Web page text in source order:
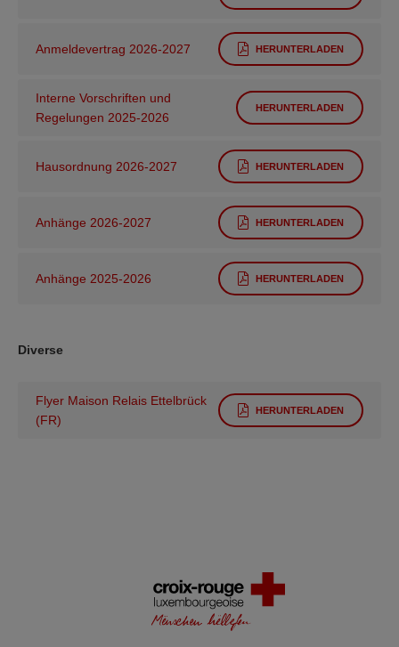
Anmeldevertrag 2026-2027 HERUNTERLADEN
Interne Vorschriften und
Regelungen 2025-2026
HERUNTERLADEN
Hausordnung 2026-2027 HERUNTERLADEN
Anhänge 2026-2027 HERUNTERLADEN
Anhänge 2025-2026 HERUNTERLADEN
Diverse
Flyer Maison Relais Ettelbrück
(FR)
HERUNTERLADEN